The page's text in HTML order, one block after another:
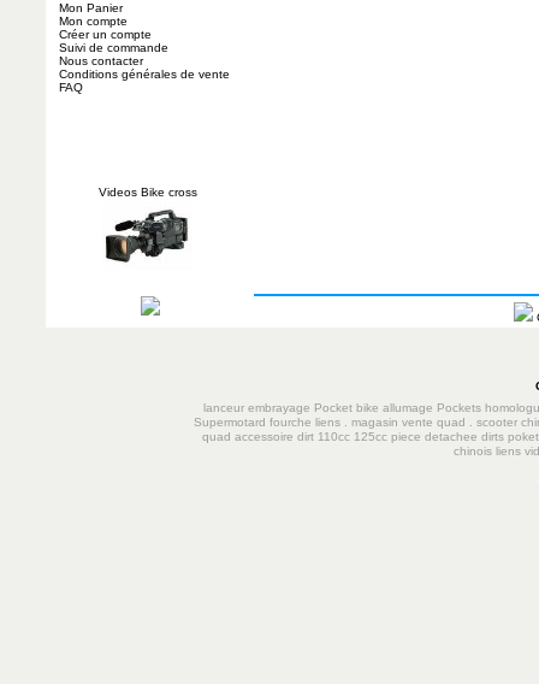
Mon Panier
Mon compte
Créer un compte
Suivi de commande
Nous contacter
Conditions générales de vente
FAQ
Videos Bike cross
lanceur embrayage Pocket bike allumage Pockets
Supermotard fourche liens magasin vente quad
scooter
quad accessoire dirt 110cc 125cc piece detachee dirts
chinois liens